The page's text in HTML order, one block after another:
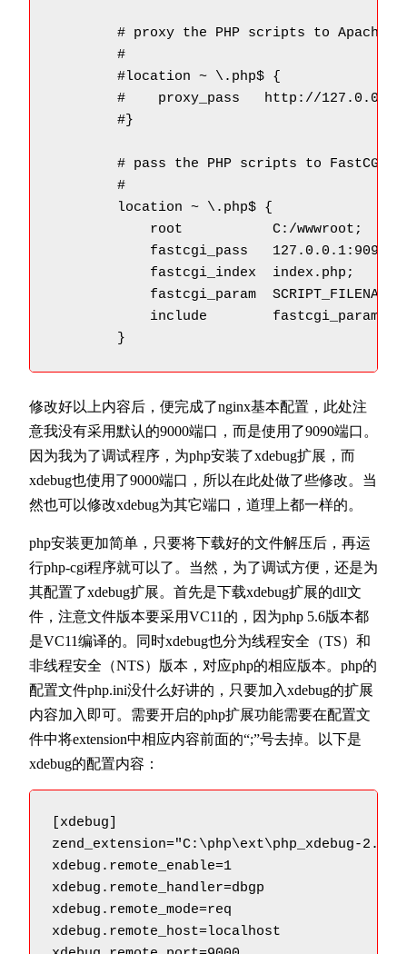
# proxy the PHP scripts to Apache
        #
        #location ~ \.php$ {
        #    proxy_pass   http://127.0.0.1;
        #}
# pass the PHP scripts to FastCGI
        #
location ~ \.php$ {
root           C:/wwwroot;
fastcgi_pass   127.0.0.1:9090;
fastcgi_index
fastcgi_param  SCRIPT_FILENAME
            include        fastcgi_params;
        }
修改好以上内容后，便完成了nginx基本配置，此处注
意我没有采用默认的9000端口，而是使用了9090端口。
因为我为了调试程序，为php安装了xdebug扩展，而
xdebug也使用了9000端口，所以在此处做了些修改。当
然也可以修改xdebug为其它端口，道理上都一样的。
php安装更加简单，只要将下载好的文件解压后，再运
行php-cgi程序就可以了。当然，为了调试方便，还是为
其配置了xdebug扩展。首先是下载xdebug扩展的dll文
件，注意文件版本要采用VC11的，因为php 5.6版本都
是VC11编译的。同时xdebug也分为线程安全（TS）和
非线程安全（NTS）版本，对应php的相应版本。php的
配置文件php.ini没什么好讲的，只要加入xdebug的扩展
内容加入即可。需要开启的php扩展功能需要在配置文
件中将extension中相应内容前面的“;”号去掉。以下是
xdebug的配置内容：
[xdebug]
zend_extension="C:\php\ext\php_xdebug-
xdebug.remote_enable=1
xdebug.remote_handler=dbgp
xdebug.remote_mode=req
xdebug.remote_host=localhost